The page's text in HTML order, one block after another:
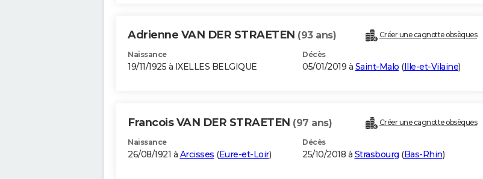
Adrienne VAN DER STRAETEN (93 ans) Créer une cagnotte obsèques
Naissance
19/11/1925 à IXELLES BELGIQUE
Décès
05/01/2019 à Saint-Malo (Ille-et-Vilaine)
Francois VAN DER STRAETEN (97 ans) Créer une cagnotte obsèques
Naissance
26/08/1921 à Arcisses (Eure-et-Loir)
Décès
25/10/2018 à Strasbourg (Bas-Rhin)